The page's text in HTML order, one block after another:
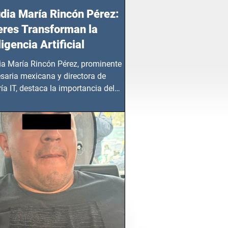
María Rincón Pérez:
Transforman la
Artificial
María Rincón Pérez, prominente
mexicana y directora de
IT, destaca la importancia del